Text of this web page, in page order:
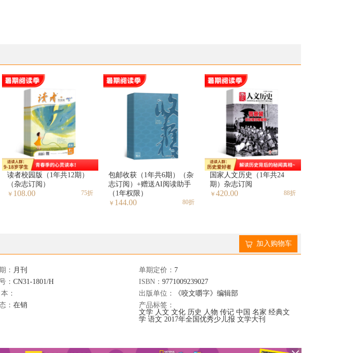
读者校园版（1年共12期）
（杂志订阅）
￥ 108.00 75折
包邮收获（1年共6期）（杂
志订阅）+赠送AI阅读助手
（1年权限）
￥ 144.00 80折
国家人文历史（1年共24
期）杂志订阅
￥ 420.00 88折
加入购物车
： 月刊
CN31-1801/H
：
： 在销
单期定价： 7
ISBN： 9771009239027
出版单位：
《咬文嚼字》编辑部
产品标签：
文学 人文 文化 历史 人物 传记 中国 名家 经典文
学 语文 2017年全国优秀少儿报 文学大刊